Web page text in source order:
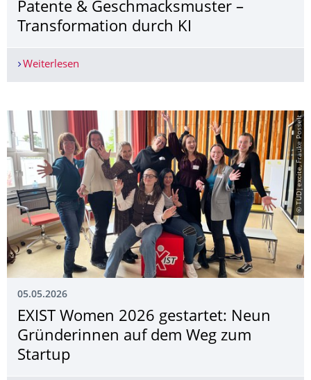
Patente & Geschmacksmuster –
Transformation durch KI
Weiterlesen
© TUD|excite, Frauke Posselt
05.05.2026
EXIST Women 2026 gestartet: Neun
Gründerinnen auf dem Weg zum
Startup